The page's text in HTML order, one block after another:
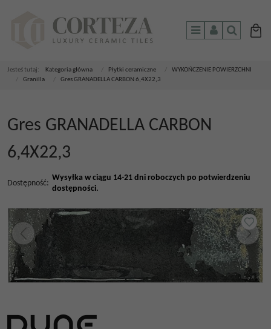
MenuPanelSzukaj
Jesteś tutaj: Kategoria główna Płytki ceramiczne
WYKOŃCZENIE POWIERZCHNI
Granilla Gres GRANADELLA CARBON 6,4X22,3
Gres GRANADELLA CARBON
6,4X22,3
Dostępność:
Wysyłka w ciągu 14-21 dni roboczych po potwierdzeniu
dostępności.